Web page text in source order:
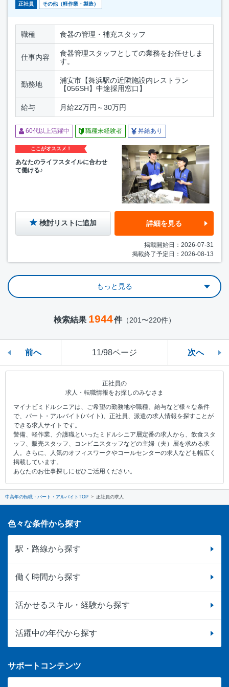
正社員 その他（軽作業・製造）
職種 食器の管理・補充スタッフ
仕事内容
食器管理スタッフとしての業務をお任せしま
す。
勤務地
浦安市【舞浜駅の近隣施設内レストラン
【056SH】中途採用窓口】
給与 月給22万円～30万円
60代以上活躍中 職種未経験者 昇給あり
ここがオススメ！
あなたのライフスタイルに合わせ
て働ける♪
検討リストに追加 詳細を見る
掲載開始日：2026-07-31
掲載終了予定日：2026-08-13
もっと見る
検索結果 1944件（201〜220件）
前へ 11/98ページ 次へ
正社員の
求人・転職情報をお探しのみなさま
マイナビミドルシニアは、ご希望の勤務地や職種、給与など様々な条件
で、パート・アルバイト(バイト)、正社員、派遣の求人情報を探すことが
できる求人サイトです。
警備、軽作業、介護職といったミドルシニア層定番の求人から、飲食スタ
ッフ、販売スタッフ、コンビニスタッフなどの主婦（夫）層を求める求
人。さらに、人気のオフィスワークやコールセンターの求人なども幅広く
掲載しています。
あなたのお仕事探しにぜひご活用ください。
中高年の転職・パート・アルバイトTOP 正社員の求人
色々な条件から探す
駅・路線から探す
働く時間から探す
活かせるスキル・経験から探す
活躍中の年代から探す
サポートコンテンツ